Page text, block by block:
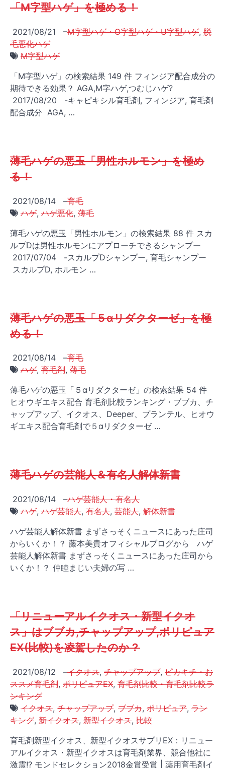
「M字型ハゲ」を極める！
2021/08/21 –M字型ハゲ・O字型ハゲ・U字型ハゲ, 脱
毛悪化ハゲ
M字型ハゲ
「M字型ハゲ」の検索結果 149 件 フィンジア配合成分の
期待できる効果？ AGA,M字ハゲ,つむじハゲ?
2017/08/20 -キャピキシル育毛剤, フィンジア, 育毛剤
配合成分 AGA, …
薄毛ハゲの悪玉「男性ホルモン」を極め
る！
2021/08/14 –育毛
ハゲ, ハゲ悪化, 薄毛
薄毛ハゲの悪玉「男性ホルモン」の検索結果 88 件 スカ
ルプDは男性ホルモンにアプローチできるシャンプー
2017/07/04 -スカルプDシャンプー, 育毛シャンプー
スカルプD, ホルモン …
薄毛ハゲの悪玉「５αリダクターゼ」を極
める！
2021/08/14 –育毛
ハゲ, 育毛剤, 薄毛
薄毛ハゲの悪玉「５αリダクターゼ」の検索結果 54 件
ヒオウギエキス配合 育毛剤比較ランキング・ブブカ、チ
ャップアップ、イクオス、Deeper、プランテル、ヒオウ
ギエキス配合育毛剤で５αリダクターゼ …
薄毛ハゲの芸能人＆有名人解体新書
2021/08/14 –ハゲ芸能人・有名人
ハゲ, ハゲ芸能人, 有名人, 芸能人, 解体新書
ハゲ芸能人解体新書 まずさっそくニュースにあった庄司
からいくか！？ 藤本美貴オフィシャルブログから ハゲ
芸能人解体新書 まずさっそくニュースにあった庄司から
いくか！？ 仲睦まじい夫婦の写 …
「リニューアルイクオス・新型イクオ
ス」はブブカ,チャップアップ,ポリピュア
EX(比較)を凌駕したのか？
2021/08/12 –イクオス, チャップアップ, ピカキチ・お
ススメ育毛剤, ポリピュアEX, 育毛剤比較・育毛剤比較ラ
ンキング
イクオス, チャップアップ, ブブカ, ポリピュア, ラン
キング, 新イクオス, 新型イクオス, 比較
育毛剤新型イクオス、新型イクオスサプリEX：リニュー
アルイクオス・新型イクオスは育毛剤業界、競合他社に
激震!? モンドセレクション2018金賞受賞 | 薬用育毛剤イ